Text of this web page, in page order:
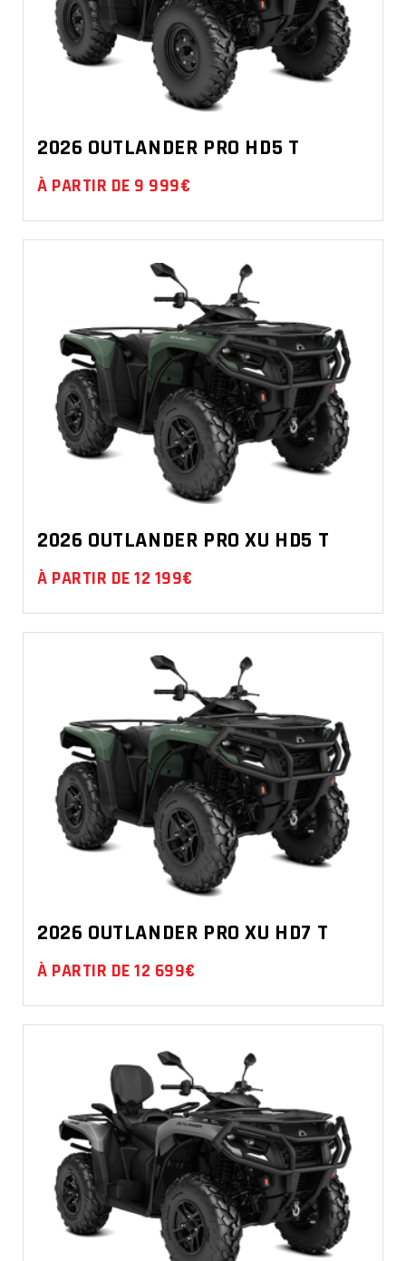
2026 OUTLANDER PRO HD5 T
À PARTIR DE 9 999€
2026 OUTLANDER PRO XU HD5 T
À PARTIR DE 12 199€
2026 OUTLANDER PRO XU HD7 T
À PARTIR DE 12 699€